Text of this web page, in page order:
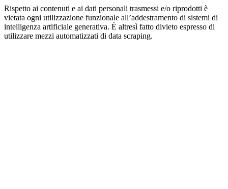
Rispetto ai contenuti e ai dati personali trasmessi e/o riprodotti è
vietata ogni utilizzazione funzionale all’addestramento di sistemi di
intelligenza artificiale generativa. È altresì fatto divieto espresso di
utilizzare mezzi automatizzati di data scraping.